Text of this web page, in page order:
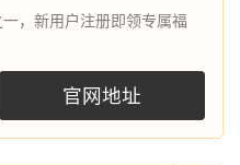
，新用户注册即领专属福
官网地址